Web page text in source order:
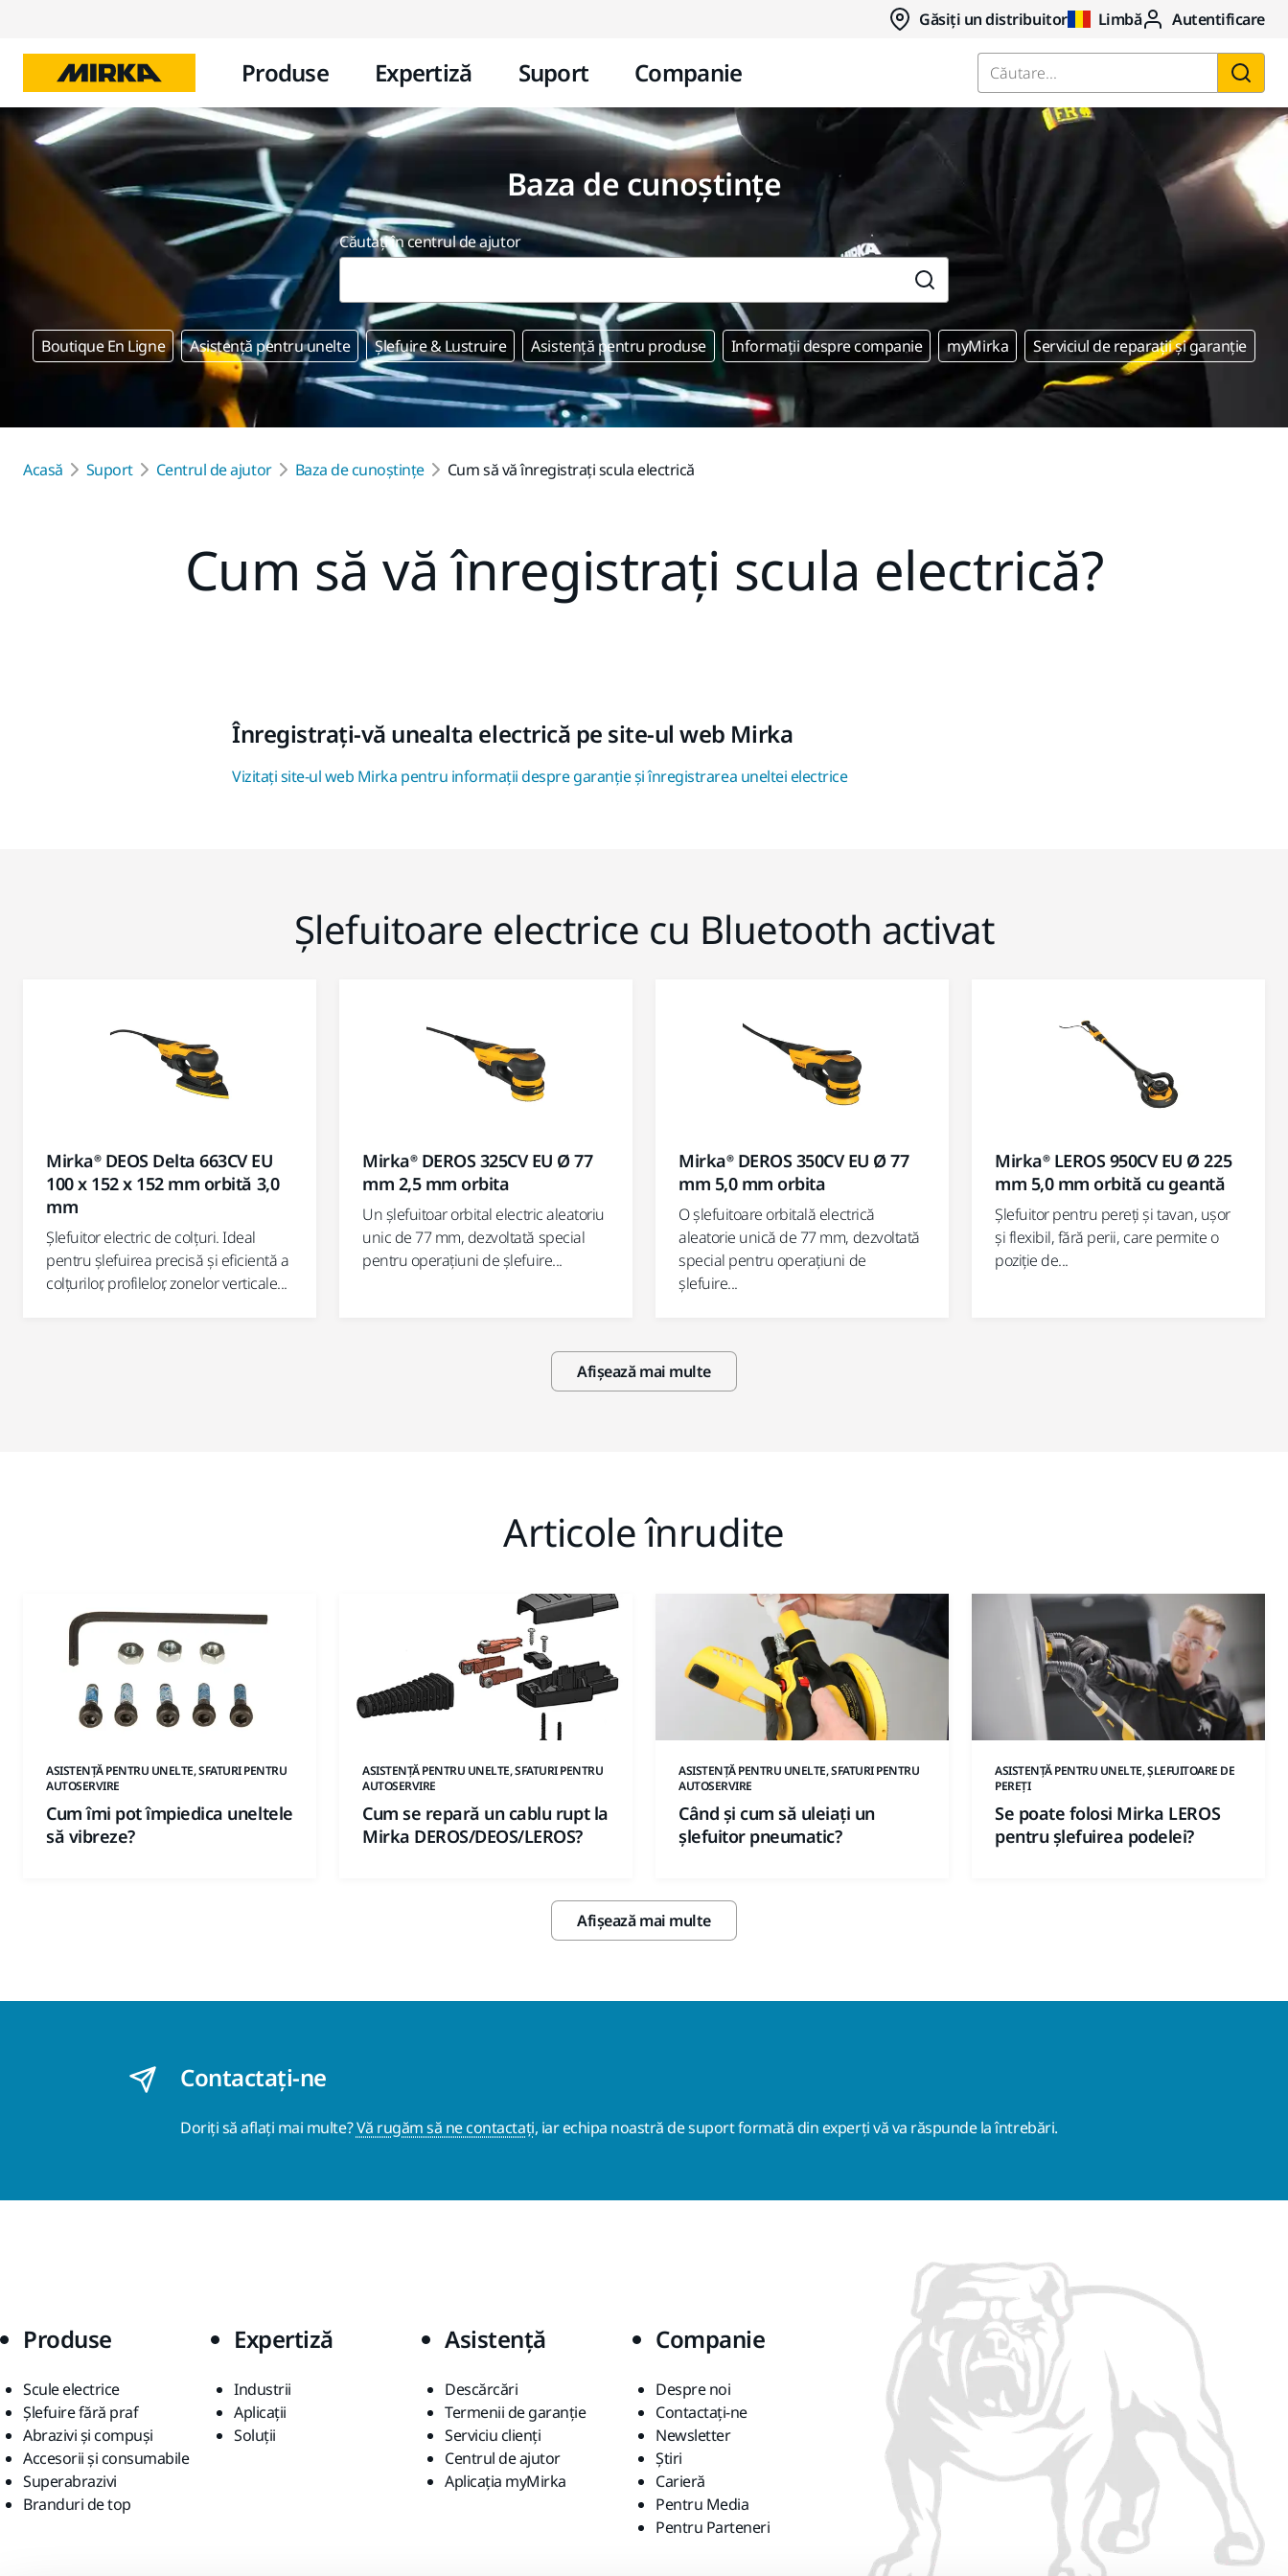
Găsiți un distribuitor Limbă Autentificare
Produse Expertiză Suport Companie Căutare...
Baza de cunoștințe
Căutați în centrul de ajutor
Boutique En Ligne Asistență pentru unelte Șlefuire & Lustruire Asistență pentru produse Informații despre companie myMirka Serviciul de reparații și garanție
Acasă Suport Centrul de ajutor Baza de cunoștințe Cum să vă înregistrați scula electrică
Cum să vă înregistrați scula electrică?
Înregistrați-vă unealta electrică pe site-ul web Mirka
Vizitați site-ul web Mirka pentru informații despre garanție și înregistrarea uneltei electrice
Șlefuitoare electrice cu Bluetooth activat
Mirka® DEOS Delta 663CV EU
100 x 152 x 152 mm orbită 3,0
mm
Șlefuitor electric de colțuri. Ideal
pentru șlefuirea precisă și eficientă a
colțurilor, profilelor, zonelor verticale...
Mirka® DEROS 325CV EU Ø 77
mm 2,5 mm orbita
Un șlefuitoar orbital electric aleatoriu
unic de 77 mm, dezvoltată special
pentru operațiuni de șlefuire...
Mirka® DEROS 350CV EU Ø 77
mm 5,0 mm orbita
O șlefuitoare orbitală electrică
aleatorie unică de 77 mm, dezvoltată
special pentru operațiuni de
șlefuire...
Mirka® LEROS 950CV EU Ø 225
mm 5,0 mm orbită cu geantă
Șlefuitor pentru pereți și tavan, ușor
și flexibil, fără perii, care permite o
poziție de...
Afișează mai multe
Articole înrudite
ASISTENȚĂ PENTRU UNELTE, SFATURI PENTRU
AUTOSERVIRE
Cum îmi pot împiedica uneltele
să vibreze?
ASISTENȚĂ PENTRU UNELTE, SFATURI PENTRU
AUTOSERVIRE
Cum se repară un cablu rupt la
Mirka DEROS/DEOS/LEROS?
ASISTENȚĂ PENTRU UNELTE, SFATURI PENTRU
AUTOSERVIRE
Când și cum să uleiați un
șlefuitor pneumatic?
ASISTENȚĂ PENTRU UNELTE, ȘLEFUITOARE DE
PEREȚI
Se poate folosi Mirka LEROS
pentru șlefuirea podelei?
Afișează mai multe
Contactaţi-ne
Doriți să aflați mai multe?Vă rugăm să ne contactați, iar echipa noastră de suport formată din experți vă va răspunde la întrebări.
Produse
Scule electrice
Șlefuire fără praf
Abrazivi și compuși
Accesorii și consumabile
Superabrazivi
Branduri de top
Expertiză
Industrii
Aplicații
Soluții
Asistență
Descărcări
Termenii de garanție
Serviciu clienți
Centrul de ajutor
Aplicația myMirka
Companie
Despre noi
Contactaţi-ne
Newsletter
Știri
Carieră
Pentru Media
Pentru Parteneri